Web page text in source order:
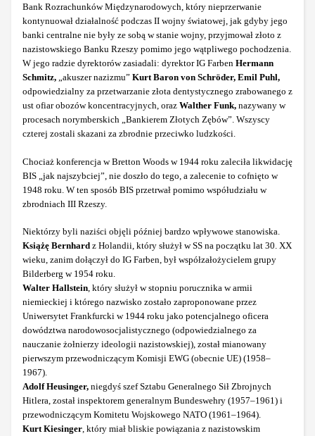
Bank Rozrachunków Międzynarodowych, który nieprzerwanie
kontynuował działalność podczas II wojny światowej, jak gdyby jego
banki centralne nie były ze sobą w stanie wojny, przyjmował złoto z
nazistowskiego Banku Rzeszy pomimo jego wątpliwego pochodzenia.
W jego radzie dyrektorów zasiadali: dyrektor IG Farben Hermann
Schmitz, „akuszer nazizmu” Kurt Baron von Schröder, Emil Puhl,
odpowiedzialny za przetwarzanie złota dentystycznego zrabowanego z
ust ofiar obozów koncentracyjnych, oraz Walther Funk, nazywany w
procesach norymberskich „Bankierem Złotych Zębów”. Wszyscy
czterej zostali skazani za zbrodnie przeciwko ludzkości.
Chociaż konferencja w Bretton Woods w 1944 roku zaleciła likwidację
BIS „jak najszybciej”, nie doszło do tego, a zalecenie to cofnięto w
1948 roku. W ten sposób BIS przetrwał pomimo współudziału w
zbrodniach III Rzeszy.
Niektórzy byli naziści objęli później bardzo wpływowe stanowiska.
Książę Bernhard z Holandii, który służył w SS na początku lat 30. XX
wieku, zanim dołączył do IG Farben, był współzałożycielem grupy
Bilderberg w 1954 roku.
Walter Hallstein , który służył w stopniu porucznika w armii
niemieckiej i którego nazwisko zostało zaproponowane przez
Uniwersytet Frankfurcki w 1944 roku jako potencjalnego oficera
dowództwa narodowosocjalistycznego (odpowiedzialnego za
nauczanie żołnierzy ideologii nazistowskiej), został mianowany
pierwszym przewodniczącym Komisji EWG (obecnie UE) (1958–
1967).
Adolf Heusinger, niegdyś szef Sztabu Generalnego Sił Zbrojnych
Hitlera, został inspektorem generalnym Bundeswehry (1957–1961) i
przewodniczącym Komitetu Wojskowego NATO (1961–1964).
Kurt Kiesinger , który miał bliskie powiązania z nazistowskim